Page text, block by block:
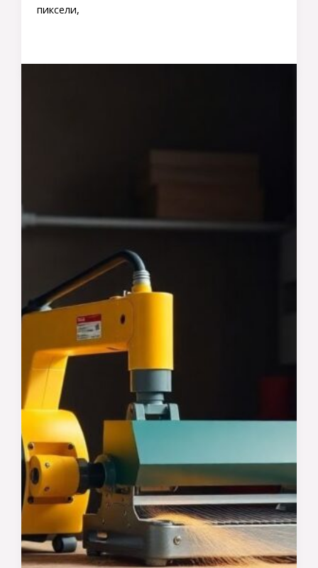
пиксели,